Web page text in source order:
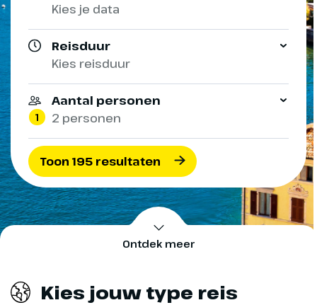
Ontdek meer
Kies je data
Reisduur
Kies reisduur
Aantal personen
1 2 personen
Toon 195 resultaten
Kies jouw type reis